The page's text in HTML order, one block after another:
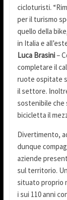
cicloturisti.
per il turismo
quello della
in Italia e
Luca Brasini–
completare il
ruote ospitate
il settore.
sostenibile che
bicicletta il
Divertimento,
dunque
aziende
sul territorio.
situato proprio
i sui 110 anni